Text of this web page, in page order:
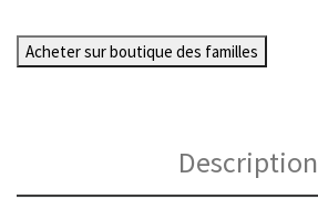
Acheter sur boutique des familles
Description